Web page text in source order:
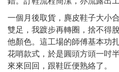
一個月後取貨，麂皮鞋子大小
雙足，我踱步再轉圈，捨不得
他顏色。這工場的師傅基本功
花哨款式，於是圓頭方頭一吋
來來回回，跟鞋匠便熟絡了。